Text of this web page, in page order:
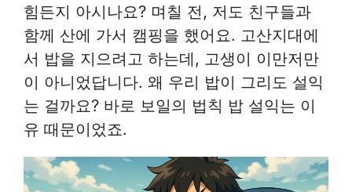
힘든지 아시나요? 며칠 전, 저도 친구들과
함께 산에 가서 캠핑을 했어요. 고산지대에
서 밥을 지으려고 하는데, 고생이 이만저만
이 아니었답니다. 왜 우리 밥이 그리도 설익
는 걸까요? 바로 보일의 법칙 밥 설익는 이
유 때문이었죠.